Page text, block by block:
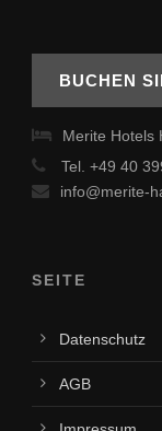
BUCHEN
Merite Hotels
Tel. +49 40
info@merite-
SEITE
Datenschutz
AGB